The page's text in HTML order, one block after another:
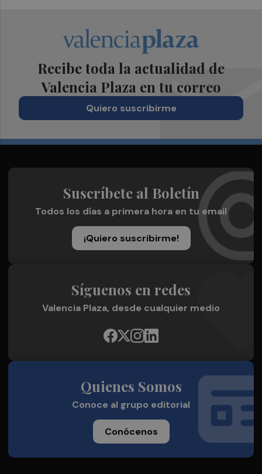
Recibe toda la actualidad de
Valencia Plaza en tu correo
Quiero suscribirme
Suscríbete al Boletín
Todos los días a primera hora en tu email
¡Quiero suscribirme!
Síguenos en redes
Valencia Plaza, desde cualquier medio
Quienes Somos
Conoce al grupo editorial
Conócenos